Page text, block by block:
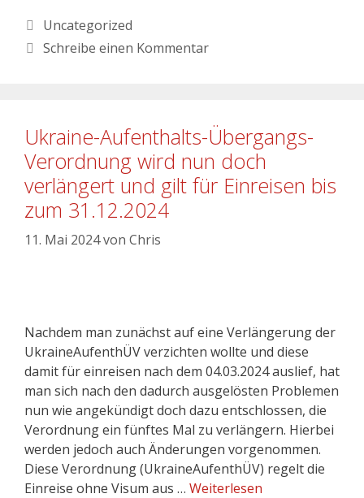
Uncategorized
Schreibe einen Kommentar
Ukraine-Aufenthalts-Übergangs-
Verordnung wird nun doch
verlängert und gilt für Einreisen bis
zum 31.12.2024
11. Mai 2024von Chris
Nachdem man zunächst auf eine Verlängerung der
UkraineAufenthÜV verzichten wollte und diese
damit für einreisen nach dem 04.03.2024 auslief, hat
man sich nach den dadurch ausgelösten Problemen
nun wie angekündigt doch dazu entschlossen, die
Verordnung ein fünftes Mal zu verlängern. Hierbei
werden jedoch auch Änderungen vorgenommen.
Diese Verordnung (UkraineAufenthÜV) regelt die
Einreise ohne Visum aus … Weiterlesen